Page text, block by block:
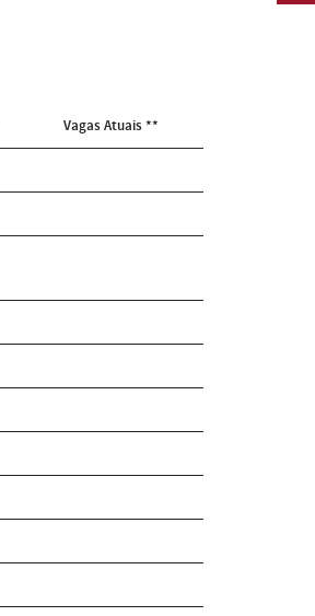
Vagas Atuais **